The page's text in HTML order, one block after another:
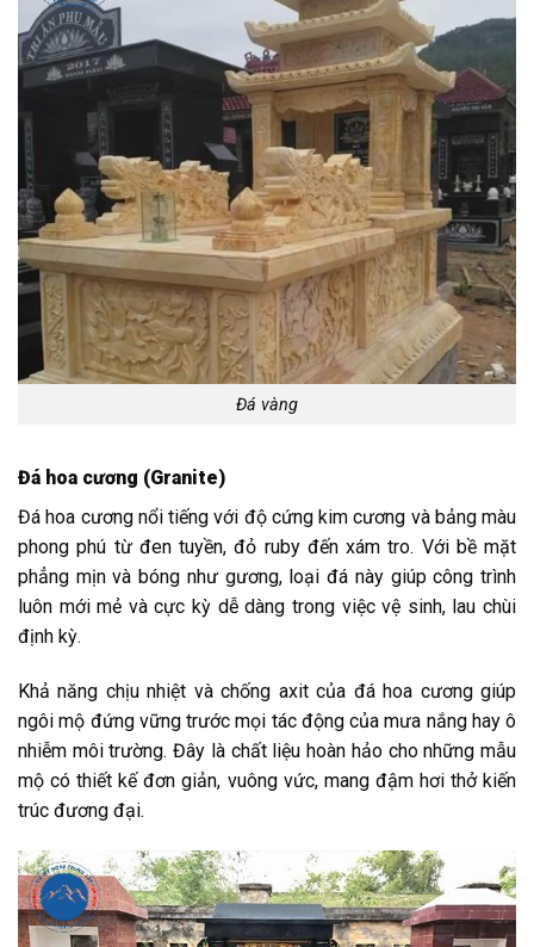
Đá vàng
Đá hoa cương (Granite)
Đá hoa cương nổi tiếng với độ cứng kim cương và bảng màu
phong phú từ đen tuyền, đỏ ruby đến xám tro. Với bề mặt
phẳng mịn và bóng như gương, loại đá này giúp công trình
luôn mới mẻ và cực kỳ dễ dàng trong việc vệ sinh, lau chùi
định kỳ.
Khả năng chịu nhiệt và chống axit của đá hoa cương giúp
ngôi mộ đứng vững trước mọi tác động của mưa nắng hay ô
nhiễm môi trường. Đây là chất liệu hoàn hảo cho những mẫu
mộ có thiết kế đơn giản, vuông vức, mang đậm hơi thở kiến
trúc đương đại.